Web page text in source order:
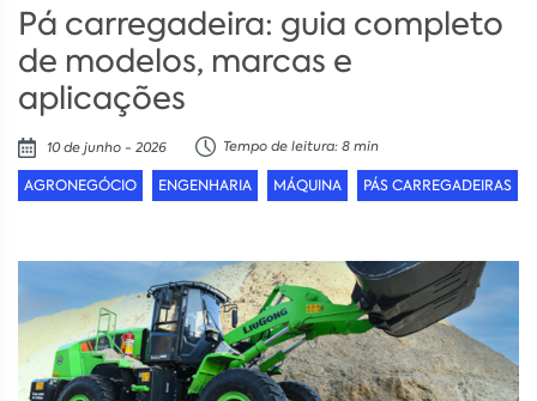
Pá carregadeira: guia completo
de modelos, marcas e
aplicações
10 de junho - 2026 Tempo de leitura: 8 min
AGRONEGÓCIO ENGENHARIA MÁQUINA PÁS CARREGADEIRAS